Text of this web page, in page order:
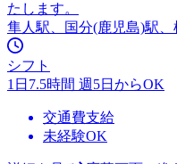
たします。
隼人駅、国分(鹿児島)駅、
シフト
1日7.5時間 週5日からOK
交通費支給
未経験OK